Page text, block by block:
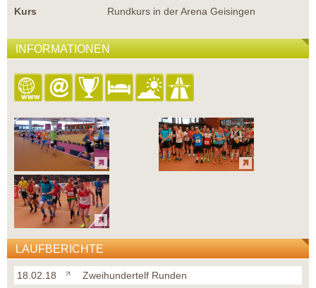
Kurs
Rundkurs in der Arena Geisingen
INFORMATIONEN
LAUFBERICHTE
18.02.18 Zweihundertelf Runden